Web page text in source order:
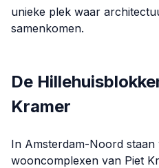
unieke plek waar
samenkomen.
De
Kramer
In Amsterdam-Noord staan
wooncomplexen van Piet